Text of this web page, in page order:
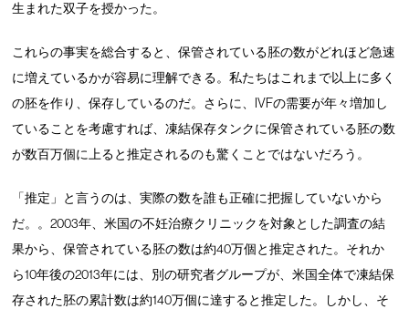
生まれた双子を授かった。
これらの事実を総合すると、保管されている胚の数がどれほど急速
に増えているかが容易に理解できる。私たちはこれまで以上に多く
の胚を作り、保存しているのだ。さらに、IVFの需要が年々増加し
ていることを考慮すれば、凍結保存タンクに保管されている胚の数
が数百万個に上ると推定されるのも驚くことではないだろう。
「推定」と言うのは、実際の数を誰も正確に把握していないから
だ。。2003年、米国の不妊治療クリニックを対象とした調査の結
果から、保管されている胚の数は約40万個と推定された。それか
ら10年後の2013年には、別の研究者グループが、米国全体で凍結保
存された胚の累計数は約140万個に達すると推定した。しかし、そ